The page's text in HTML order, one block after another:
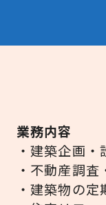
業務内容
・建築企画
・不動産調
・建築物の